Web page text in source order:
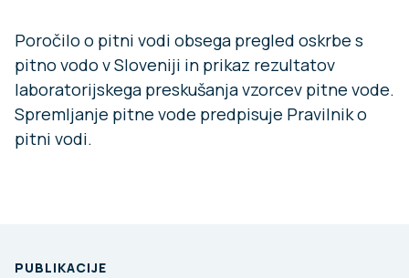
Poročilo o pitni vodi obsega pregled oskrbe s
pitno vodo v Sloveniji in prikaz rezultatov
laboratorijskega preskušanja vzorcev pitne vode.
Spremljanje pitne vode predpisuje Pravilnik o
pitni vodi.
PUBLIKACIJE